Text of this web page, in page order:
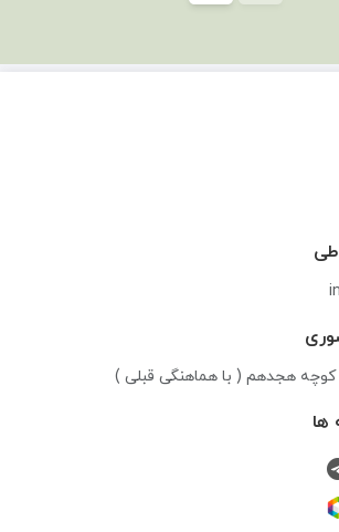
کوچه هجدهم ( با هماهنگی قبلی )
ها